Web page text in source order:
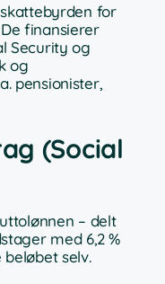
for
finansierer
Security og
og
pensionister,
(Social
– delt
med 6,2 %
selv.